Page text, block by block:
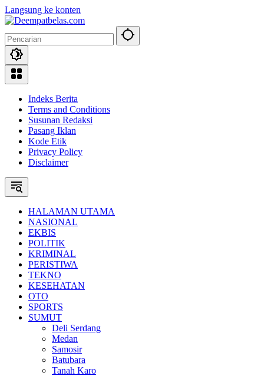
Langsung ke konten
Indeks Berita
Terms and Conditions
Susunan Redaksi
Pasang Iklan
Kode Etik
Privacy Policy
Disclaimer
HALAMAN UTAMA
NASIONAL
EKBIS
POLITIK
KRIMINAL
PERISTIWA
TEKNO
KESEHATAN
OTO
SPORTS
SUMUT
Deli Serdang
Medan
Samosir
Batubara
Tanah Karo